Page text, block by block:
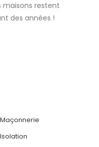
maisons restent
des années !
Maçonnerie
Isolation